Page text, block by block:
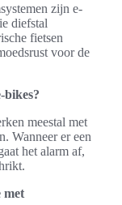
zijn e-
diefstal
fietsen
voor de
bikes?
meestal met
Wanneer er een
het alarm af,
met